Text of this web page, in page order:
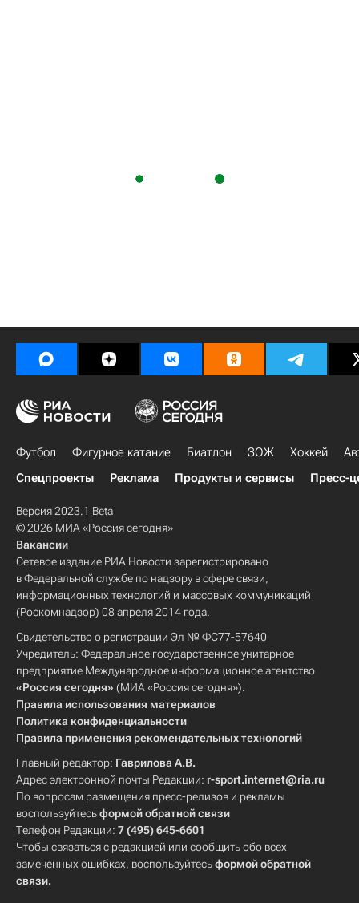
Футбол Фигурное катание Биатлон ЗОЖ Хоккей
Спецпроекты
Реклама Продукты и сервисы Пресс-
Версия 2023.1 Beta
© 2026 МИА «Россия сегодня»
Вакансии
Сетевое издание РИА Новости зарегистрировано
в Федеральной службе по надзору в сфере связи,
информационных технологий и массовых коммуникаций
(Роскомнадзор) 08 апреля 2014 года.
Свидетельство о регистрации Эл № ФС77-57640
Учредитель: Федеральное государственное унитарное
предприятие Международное информационное агентство
«Россия сегодня» (МИА «Россия сегодня»).
Правила использования материалов
Политика конфиденциальности
Правила применения рекомендательных технологий
Главный редактор: Гаврилова А.В.
Адрес электронной почты Редакции: r-sport.internet@ria.ru
По вопросам размещения пресс-релизов и рекламы
воспользуйтесьформой обратной связи
Телефон Редакции: 7 (495) 645-6601
Чтобы связаться с редакцией или сообщить обо всех
замеченных ошибках, воспользуйтесьформой обратной
связи.